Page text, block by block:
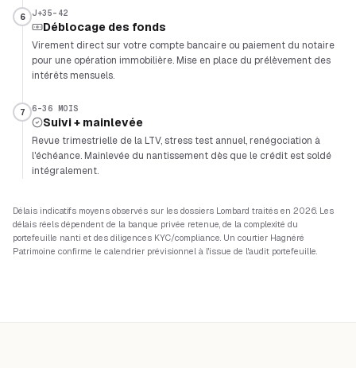
6 J+35-42
Déblocage des fonds
Virement direct sur votre compte bancaire ou paiement du notaire
pour une opération immobilière. Mise en place du prélèvement des
intérêts mensuels.
7 6-36 MOIS
Suivi + mainlevée
Revue trimestrielle de la LTV, stress test annuel, renégociation à
l'échéance. Mainlevée du nantissement dès que le crédit est soldé
intégralement.
Délais indicatifs moyens observés sur les dossiers Lombard traités en 2026. Les
délais réels dépendent de la banque privée retenue, de la complexité du
portefeuille nanti et des diligences KYC/compliance. Un courtier Hagnéré
Patrimoine confirme le calendrier prévisionnel à l'issue de l'audit portefeuille.